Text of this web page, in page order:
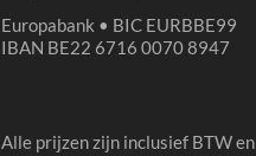
Europabank • BIC EURBBE99
IBAN BE22 6716 0070 8947
Alle prijzen zijn inclusief BTW en